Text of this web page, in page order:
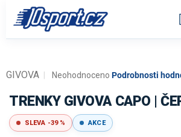
obsah
Průměrné
produktu
je
0,0
z
Neohodnoceno Podrobnosti
GIVOVA
TRENKY GIVOVA CAPO |
SLEVA -39 % AKCE